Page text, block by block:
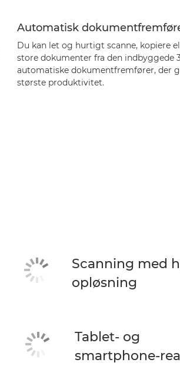
Automatisk
Du kan let og hurtigt scanne, kopiere
store dokumenter fra den indbyggede
automatiske dokumentfremfører, der
største produktivitet.
Scanning med
opløsning
Tablet- og
smartphone-